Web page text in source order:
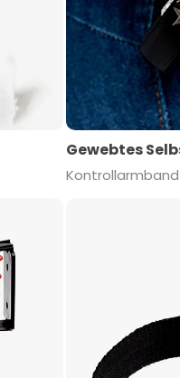
Gewebtes